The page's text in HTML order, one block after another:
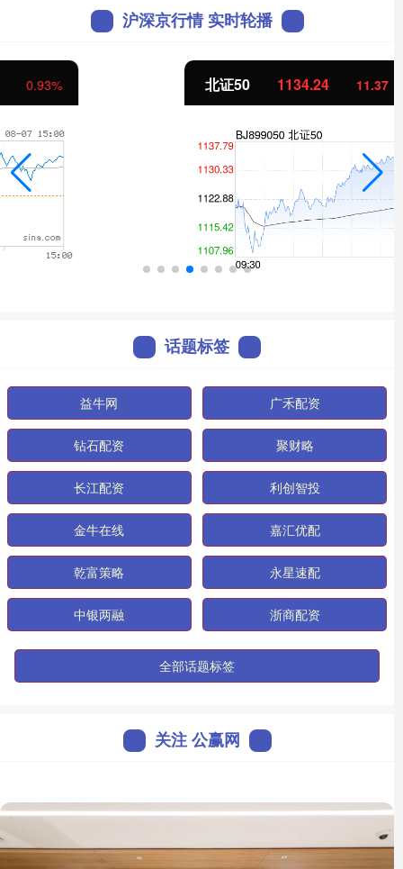
沪深京行情 实时轮播
11.37 1.01%
话题标签
益牛网 广禾配资
钻石配资 聚财略
长江配资 利创智投
金牛在线 嘉汇优配
乾富策略 永星速配
中银两融 浙商配资
全部话题标签
关注 公赢网